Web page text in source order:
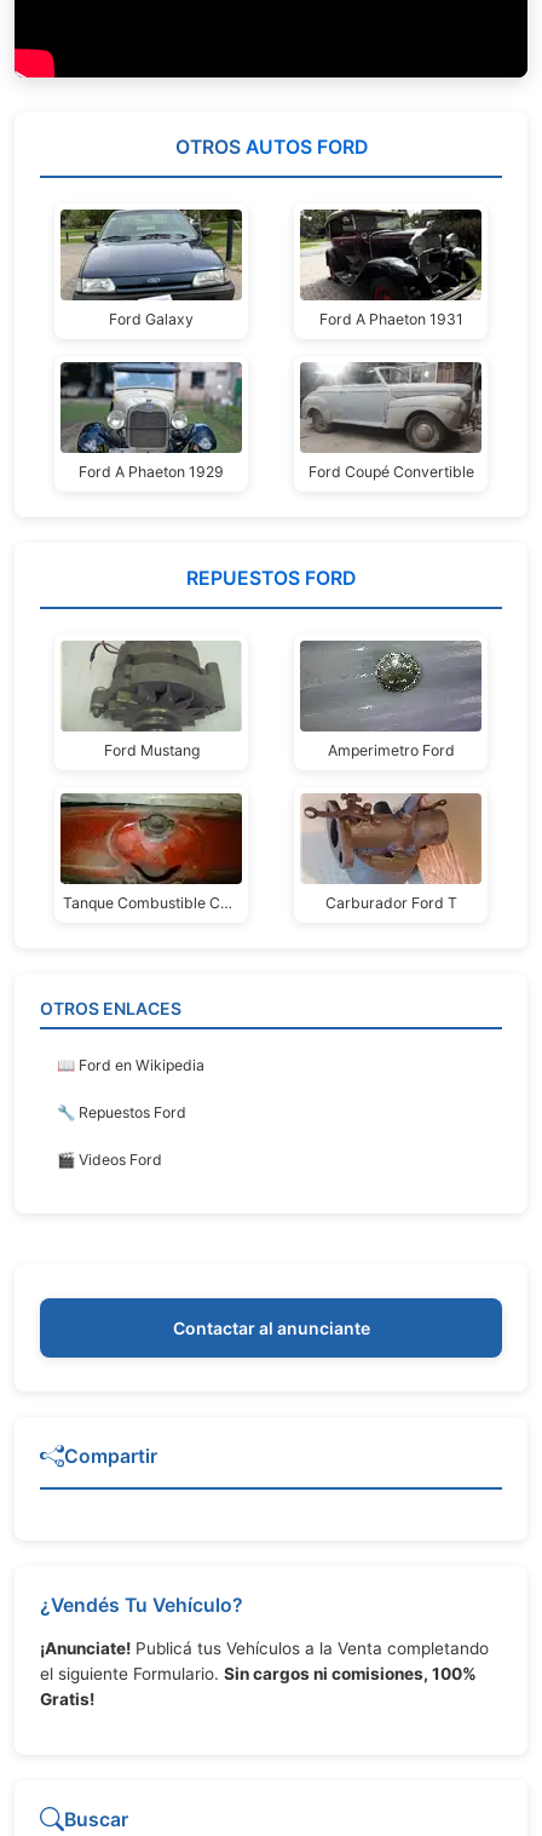
OTROS AUTOS FORD
Ford Galaxy Ford A Phaeton 1931
Ford A Phaeton 1929 Ford Coupé Convertible
REPUESTOS FORD
Ford Mustang Amperimetro Ford
Tanque Combustible Con Marcador Nafta Ford A Carburador Ford T
OTROS ENLACES
📖 Ford en Wikipedia
🔧 Repuestos Ford
🎬 Videos Ford
Contactar al anunciante
Compartir
¿Vendés Tu Vehículo?
¡Anunciate! Publicá tus Vehículos a la Venta completando
el siguiente Formulario. Sin cargos ni comisiones, 100%
Gratis!
Buscar